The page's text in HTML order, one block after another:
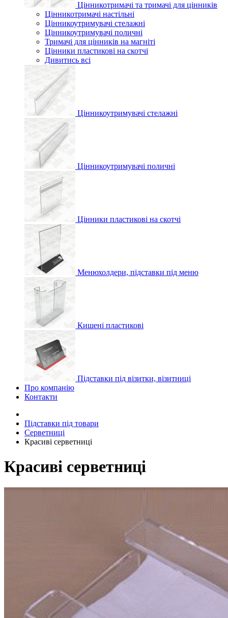
Цінникотримачі та тримачі для цінників
Цінникотримачі настільні
Цінникоутримувачі стелажні
Цінникоутримувачі поличні
Тримачі для цінників на магніті
Цінники пластикові на скотчі
Дивитись всі
Цінникоутримувачі стелажні
Цінникоутримувачі поличні
Цінники пластикові на скотчі
Менюхолдери, підставки під меню
Кишені пластикові
Підставки під візитки, візитниці
Про компанію
Контакти
Підставки під товари
Серветниці
Красиві серветниці
Красиві серветниці